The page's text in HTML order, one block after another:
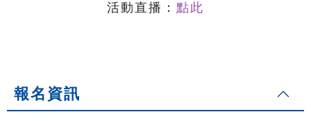
活動直播： 點此
報名資訊